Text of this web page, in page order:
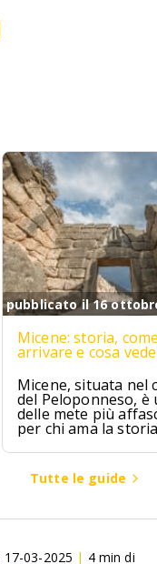
pubblicato il 16
Micene: storia,
arrivare e cosa
Micene, situata nel
del Peloponneso, è
delle mete più
per chi ama la
l’archeologia.
Tutte le guide
17-03-2025 | 4min di